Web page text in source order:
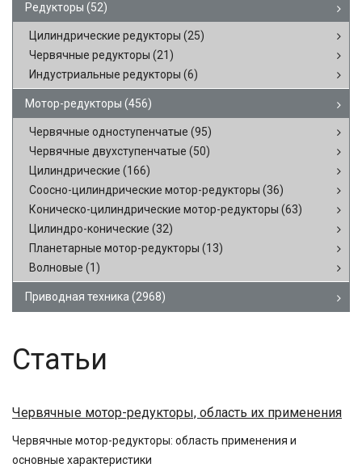
Редукторы (52)
Цилиндрические редукторы (25)
Червячные редукторы (21)
Индустриальные редукторы (6)
Мотор-редукторы (456)
Червячные одноступенчатые (95)
Червячные двухступенчатые (50)
Цилиндрические (166)
Соосно-цилиндрические мотор-редукторы (36)
Коническо-цилиндрические мотор-редукторы (63)
Цилиндро-конические (32)
Планетарные мотор-редукторы (13)
Волновые (1)
Приводная техника (2968)
Статьи
Червячные мотор-редукторы, область их применения
Червячные мотор-редукторы: область применения и
основные характеристики